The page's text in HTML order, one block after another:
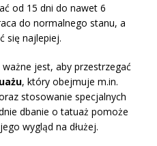
od 15 dni do nawet 6
do normalnego stanu, a
się najlepiej.
jest, aby przestrzegać
, który obejmuje m.in.
stosowanie specjalnych
dbanie o tatuaż pomoże
wygląd na dłużej.